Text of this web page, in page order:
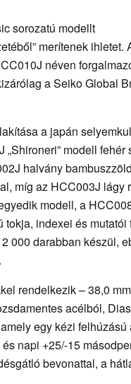
sorozatú modellt
merítenek ihletet.
néven
a Seiko Global
a japán
modell
halvány
míg az HCC003J lágy
modell, a
indexei és
000 darabban készül,
rendelkezik – 38,0
acélból,
egy kézi felhúzású
napi +25/-15
bevonattal, a